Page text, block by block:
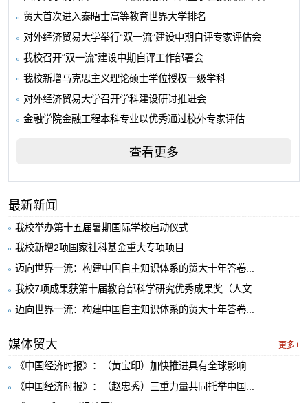
贸大首次进入泰晤士高等教育世界大学排名
对外经济贸易大学举行“双一流”建设中期自评专家评估会
我校召开“双一流”建设中期自评工作部署会
我校新增马克思主义理论硕士学位授权一级学科
对外经济贸易大学召开学科建设研讨推进会
金融学院金融工程本科专业以优秀通过校外专家评估
查看更多
最新新闻
我校举办第十五届暑期国际学校启动仪式
我校新增2项国家社科基金重大专项项目
迈向世界一流：构建中国自主知识体系的贸大十年答卷...
我校7项成果获第十届教育部科学研究优秀成果奖（人文...
迈向世界一流：构建中国自主知识体系的贸大十年答卷...
媒体贸大 更多+
《中国经济时报》：（黄宝印）加快推进具有全球影响...
《中国经济时报》：（赵忠秀）三重力量共同托举中国...